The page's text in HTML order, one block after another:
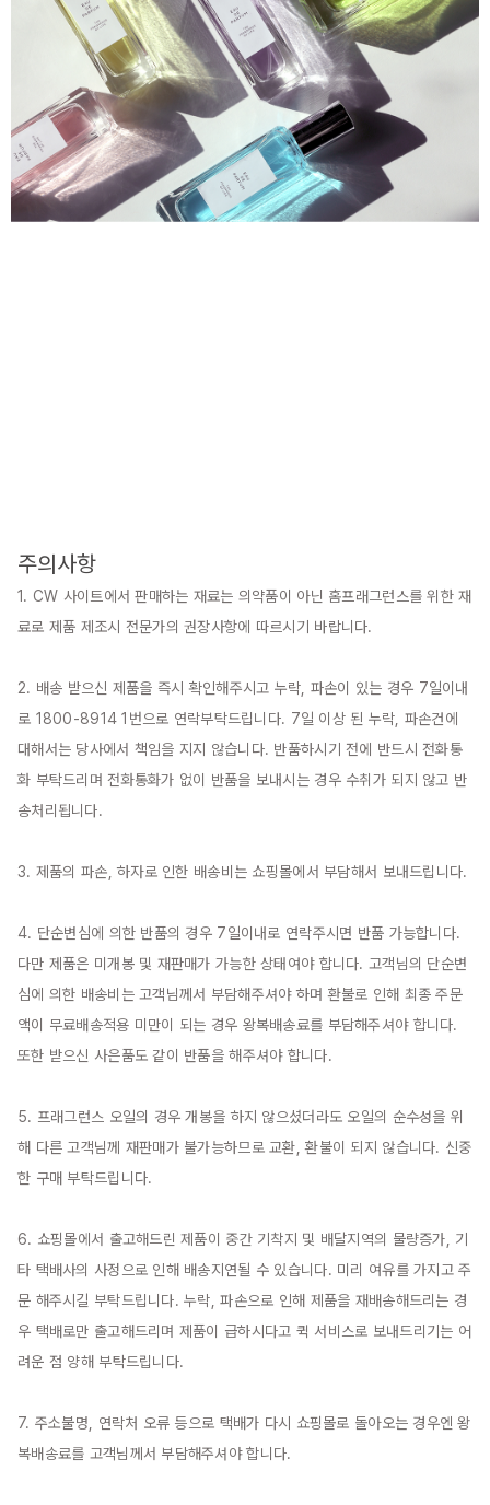
주의사항
1. CW 사이트에서 판매하는 재료는 의약품이 아닌 홈프래그런스를 위한 재
료로 제품 제조시 전문가의 권장사항에 따르시기 바랍니다.
2. 배송 받으신 제품을 즉시 확인해주시고 누락, 파손이 있는 경우 7일이내
로 1800-8914 1번으로 연락부탁드립니다. 7일 이상 된 누락, 파손건에
대해서는 당사에서 책임을 지지 않습니다. 반품하시기 전에 반드시 전화통
화 부탁드리며 전화통화가 없이 반품을 보내시는 경우 수취가 되지 않고 반
송처리됩니다.
3. 제품의 파손, 하자로 인한 배송비는 쇼핑몰에서 부담해서 보내드립니다.
4. 단순변심에 의한 반품의 경우 7일이내로 연락주시면 반품 가능합니다.
다만 제품은 미개봉 및 재판매가 가능한 상태여야 합니다. 고객님의 단순변
심에 의한 배송비는 고객님께서 부담해주셔야 하며 환불로 인해 최종 주문
액이 무료배송적용 미만이 되는 경우 왕복배송료를 부담해주셔야 합니다.
또한 받으신 사은품도 같이 반품을 해주셔야 합니다.
5. 프래그런스 오일의 경우 개봉을 하지 않으셨더라도 오일의 순수성을 위
해 다른 고객님께 재판매가 불가능하므로 교환, 환불이 되지 않습니다. 신중
한 구매 부탁드립니다.
6. 쇼핑몰에서 출고해드린 제품이 중간 기착지 및 배달지역의 물량증가, 기
타 택배사의 사정으로 인해 배송지연될 수 있습니다. 미리 여유를 가지고 주
문 해주시길 부탁드립니다. 누락, 파손으로 인해 제품을 재배송해드리는 경
우 택배로만 출고해드리며 제품이 급하시다고 퀵 서비스로 보내드리기는 어
려운 점 양해 부탁드립니다.
7. 주소불명, 연락처 오류 등으로 택배가 다시 쇼핑몰로 돌아오는 경우엔 왕
복배송료를 고객님께서 부담해주셔야 합니다.